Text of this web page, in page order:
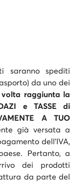
saranno spediti
da uno dei
volta raggiunta la
e TASSE di
A TUO
già versata a
dell’IVA,
Pertanto, a
dei prodotti
da parte del